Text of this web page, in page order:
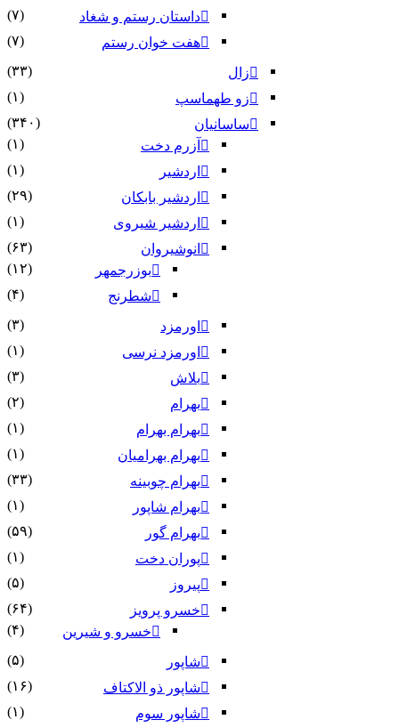
داستان رستم و شغاد
(۷)
هفت خوان رستم‏
(۷)
زال
(۳۳)
زو طهماسپ‏
(۱)
ساسانیان
(۳۴۰)
آزرم دخت
(۱)
اردشیر
(۱)
اردشیر بابکان
(۲۹)
اردشیر شیروی
(۱)
انوشیروان
(۶۳)
بوزرجمهر
(۱۲)
شطرنج
(۴)
اورمزد
(۳)
اورمزد نرسى‏
(۱)
بلاش
(۳)
بهرام
(۲)
بهرام بهرام
(۱)
بهرام بهرامیان‏
(۱)
بهرام چوبینه
(۳۳)
بهرام شاپور
(۱)
بهرام گور
(۵۹)
پوران دخت
(۱)
پیروز
(۵)
خسرو پرویز
(۶۴)
خسرو و شیرین
(۴)
شاپور
(۵)
شاپور ذو الاکتاف
(۱۶)
شاپور سوم‏
(۱)